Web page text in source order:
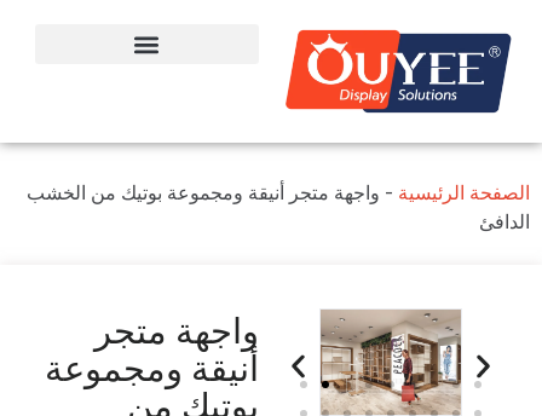
الصفحة الرئيسية - واجهة متجر أنيقة ومجموعة بوتيك من الخشب
الدافئ
واجهة متجر
أنيقة ومجموعة
بوتيك من